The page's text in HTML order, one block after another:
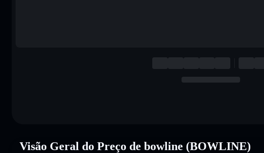
Visão Geral do Preço de bowline (BOWLINE)